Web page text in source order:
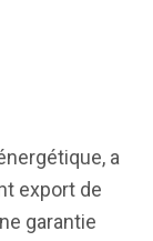
a
export de
garantie